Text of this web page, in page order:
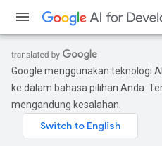
Google menggunakan teknologi
ke dalam bahasa pilihan Anda.
mengandung kesalahan.